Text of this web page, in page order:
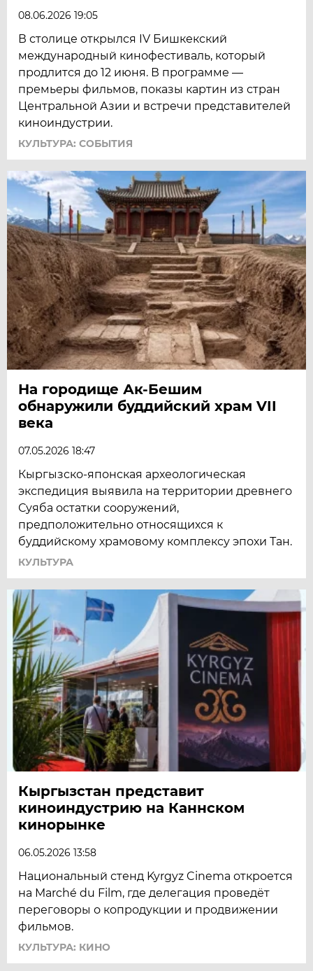
08.06.2026 19:05
В столице открылся IV Бишкекский
международный кинофестиваль, который
продлится до 12 июня. В программе —
премьеры фильмов, показы картин из стран
Центральной Азии и встречи представителей
киноиндустрии.
КУЛЬТУРА: СОБЫТИЯ
На городище Ак-Бешим
обнаружили буддийский храм VII
века
07.05.2026 18:47
Кыргызско-японская археологическая
экспедиция выявила на территории древнего
Суяба остатки сооружений,
предположительно относящихся к
буддийскому храмовому комплексу эпохи Тан.
КУЛЬТУРА
Кыргызстан представит
киноиндустрию на Каннском
кинорынке
06.05.2026 13:58
Национальный стенд Kyrgyz Cinema откроется
на Marché du Film, где делегация проведёт
переговоры о копродукции и продвижении
фильмов.
КУЛЬТУРА: КИНО